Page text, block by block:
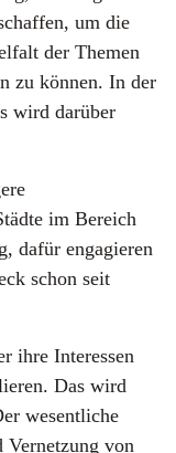
um die
der Themen
zu können. In der
wird darüber
im Bereich
dafür engagieren
schon seit
ihre Interessen
Das wird
wesentliche
Vernetzung von